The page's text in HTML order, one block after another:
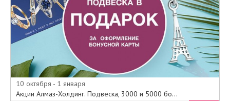
10 октября - 1 января
Акции Алмаз-Холдинг. Подвеска, 3000 и 5000 бо...